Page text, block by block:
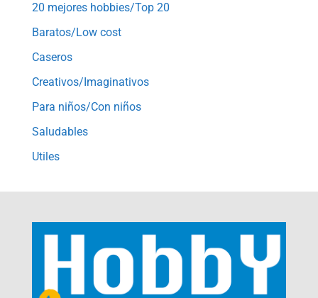
20 mejores hobbies/Top 20
Baratos/Low cost
Caseros
Creativos/Imaginativos
Para niños/Con niños
Saludables
Utiles